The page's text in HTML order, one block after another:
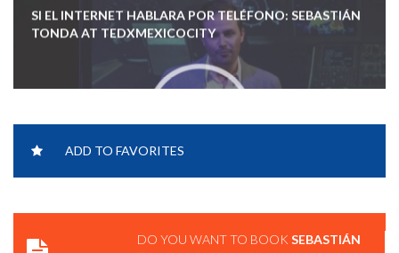
SEBASTIÁN TONDA DE SINGULARITY UNIVERSITY EN
ALDEA DIGITAL
ADD TO FAVORITES
DO YOU WANT TO BOOKSEBASTIÁN